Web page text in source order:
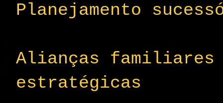
Planejamento
Alianças familiares
estratégicas